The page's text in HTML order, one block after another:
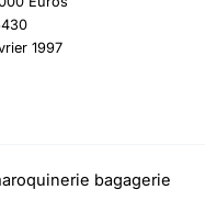
1997
bagagerie